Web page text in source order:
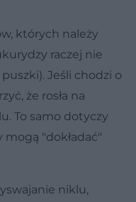
których należy
raczej nie
Jeśli chodzi o
że rosła na
To samo dotyczy
"dokładać"
niklu,